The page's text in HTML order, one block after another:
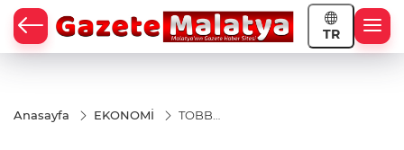
TR
Anasayfa EKONOMİ
TOBB